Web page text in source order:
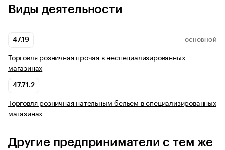
Виды деятельности
47.19 ОСНОВНОЙ
Торговля розничная прочая в неспециализированных
магазинах
47.71.2
Торговля розничная нательным бельем в специализированных
магазинах
Другие предприниматели с тем же